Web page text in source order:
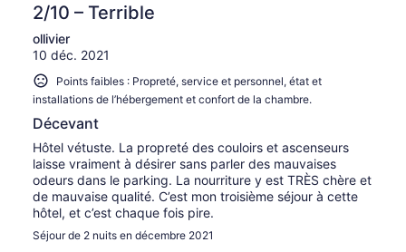
2/10 – Terrible
ollivier
10 déc. 2021
Points faibles : Propreté, service et personnel, état et
installations de l’hébergement et confort de la chambre.
Décevant
Hôtel vétuste. La propreté des couloirs et ascenseurs
laisse vraiment à désirer sans parler des mauvaises
odeurs dans le parking. La nourriture y est TRÈS chère et
de mauvaise qualité. C’est mon troisième séjour à cette
hôtel, et c’est chaque fois pire.
Séjour de 2 nuits en décembre 2021